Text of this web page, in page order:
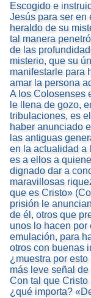
Escogido e
Jesús para ser en
heraldo de su
tal manera
de las
misterio, que su
manifestarle para
amar la persona
A los Colosenses
le llena de gozo,
tribulaciones, es
haber anunciado
las antiguas
en la actualidad a
es a ellos a
dignado dar a
maravillosas
que es Cristo»
prisión le
de él, otros que
unos lo hacen por
emulación, para
otros con buenas
¿muestra por
más leve señal
Con tal que Cristo
¿qué importa?